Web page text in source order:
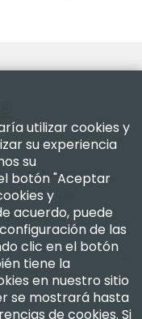
en el suministro,
de
utilizar cookies y
su experiencia
su
botón "Aceptar
y
acuerdo, puede
de las
clic en el botón
tiene la
en nuestro sitio
se mostrará hasta
de cookies. Si